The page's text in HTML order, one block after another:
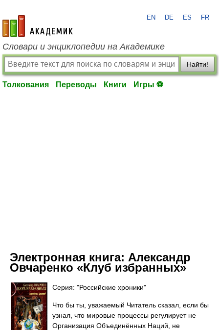
academic.ru
EN DE ES FR
Словари и энциклопедии на Академике
Найти!
Толкования Переводы Книги Игры ⚽
Электронная книга: Александр
Овчаренко «Клуб избранных»
Серия: "Российские хроники"
Что бы ты, уважаемый Читатель сказал, если бы
узнал, что мировые процессы регулирует не
Организация Объединённых Наций, не